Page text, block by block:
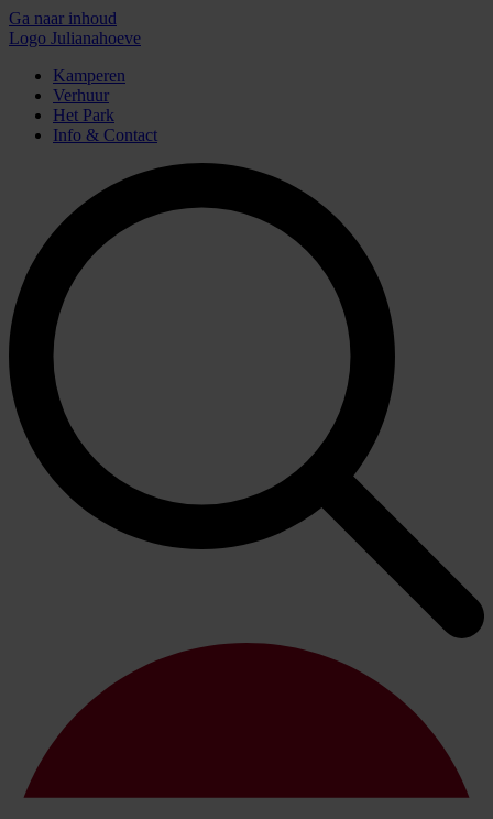
Ga naar inhoud
Logo Julianahoeve
Kamperen
Verhuur
Het Park
Info & Contact